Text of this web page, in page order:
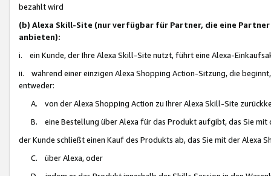
bezahlt wird
(b) Alexa Skill-Site (nur verfügbar für Partner, die eine
anbieten):
i. ein Kunde, der Ihre Alexa Skill-Site nutzt, führt eine Alexa-
ii. während einer einzigen Alexa Shopping Action-Sitzung, die
entweder:
A. von der Alexa Shopping Action zu Ihrer Alexa Skill-Site
B. eine Bestellung über Alexa für das Produkt aufgibt, das Sie mit
der Kunde schließt einen Kauf des Produkts ab, das Sie mit der Alexa
C. über Alexa, oder